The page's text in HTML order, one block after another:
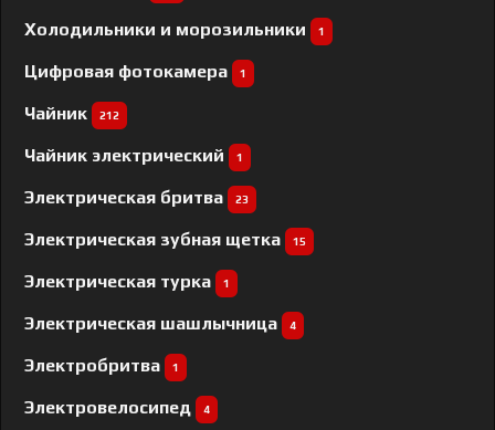
Холодильники и морозильники 1
Цифровая фотокамера 1
Чайник 212
Чайник электрический 1
Электрическая бритва 23
Электрическая зубная щетка 15
Электрическая турка 1
Электрическая шашлычница 4
Электробритва 1
Электровелосипед 4